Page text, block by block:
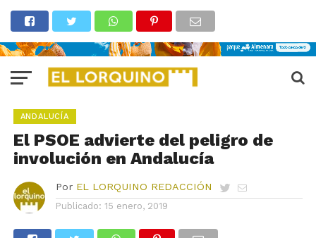
ANDALUCÍA
El PSOE advierte del peligro de
involución en Andalucía
Por EL LORQUINO REDACCIÓN
Publicado: 15 enero, 2019